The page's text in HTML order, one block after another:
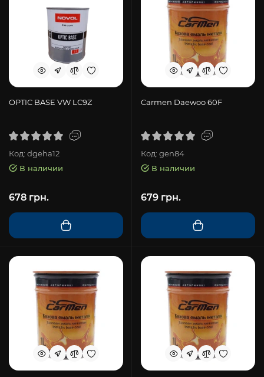
OPTIC BASE VW LC9Z
Код: dgeha12
В наличии
678 грн.
Carmen Daewoo 60F
Код: gen84
В наличии
679 грн.